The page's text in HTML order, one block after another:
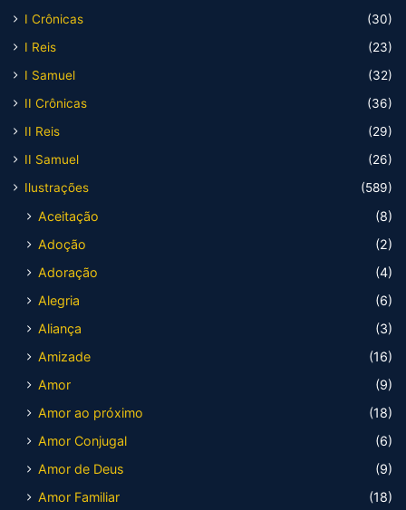
I Crônicas
(30)
I Reis
(23)
I Samuel
(32)
II Crônicas
(36)
II Reis
(29)
II Samuel
(26)
Ilustrações
(589)
Aceitação
(8)
Adoção
(2)
Adoração
(4)
Alegria
(6)
Aliança
(3)
Amizade
(16)
Amor
(9)
Amor ao próximo
(18)
Amor Conjugal
(6)
Amor de Deus
(9)
Amor Familiar
(18)